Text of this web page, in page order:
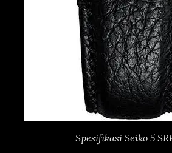
Spesifikasi Seiko 5